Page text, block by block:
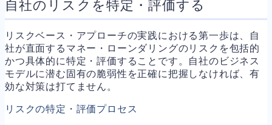
自社のリスクを特定・評価する
リスクベース・アプローチの実践における第一歩は、自
社が直面するマネー・ローンダリングのリスクを包括的
かつ具体的に特定・評価することです。自社のビジネス
モデルに潜む固有の脆弱性を正確に把握しなければ、有
効な対策は打てません。
リスクの特定・評価プロセス